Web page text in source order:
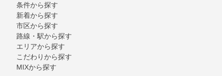
条件から探す
新着から探す
市区から探す
路線・駅から探す
エリアから探す
こだわりから探す
MIXから探す